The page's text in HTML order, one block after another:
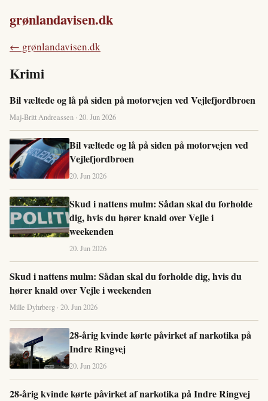
grønlandavisen.dk
← grønlandavisen.dk
Krimi
Bil væltede og lå på siden på motorvejen ved Vejlefjordbroen
Maj-Britt Andreassen · 20. Jun 2026
Bil væltede og lå på siden på motorvejen ved
Vejlefjordbroen
20. Jun 2026
Skud i nattens mulm: Sådan skal du forholde
dig, hvis du hører knald over Vejle i
weekenden
20. Jun 2026
Skud i nattens mulm: Sådan skal du forholde dig, hvis du
hører knald over Vejle i weekenden
Mille Dyhrberg · 20. Jun 2026
28-årig kvinde kørte påvirket af narkotika på
Indre Ringvej
20. Jun 2026
28-årig kvinde kørte påvirket af narkotika på Indre Ringvej